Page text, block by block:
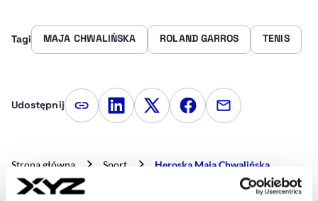
Tagi MAJA CHWALIŃSKA ROLAND GARROS TENIS
Udostępnij Kopiuj link artykułu
Udostępnij na LinkedIn
Udostępnij na Twitterze
Udostępnij na
Udostępnij
Strona główna Sport
Heroska Maja Chwalińska.
Wielkie paryskie triumfy 24-letniej Polki